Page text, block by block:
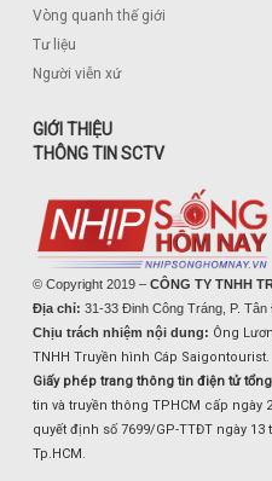
Vòng quanh thế giới
Tư liệu
Người viễn xứ
GIỚI THIỆU
THÔNG TIN SCTV
© Copyright 2019 – CÔNG TY TNHH
Địa chỉ: 31-33 Đinh Công Tráng, P. Tân
Chịu trách nhiệm nội dung: Ông
TNHH Truyền hình Cáp Saigontourist.
Giấy phép trang thông tin điện tử
tin và truyền thông TPHCM cấp ngày
quyết định số 7699/GP-TTĐT ngày
Tp.HCM.